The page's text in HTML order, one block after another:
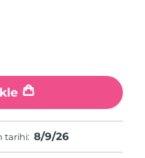
tarihi: 8/9/26
Tahmini teslim tarihi 8/8/26
Tahmini teslim tarihi